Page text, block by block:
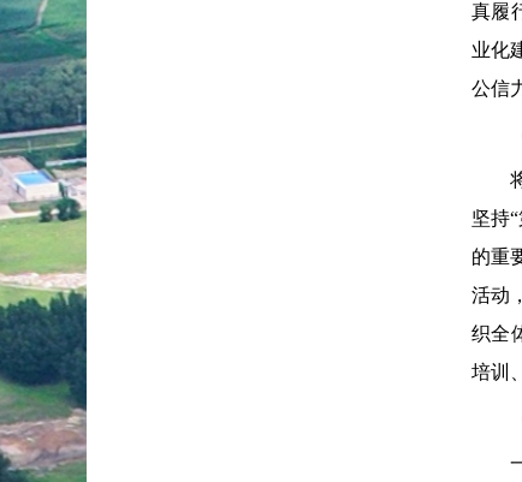
真履
业化
公信
（
将
坚持
的重
活动
织全
培训
（
一